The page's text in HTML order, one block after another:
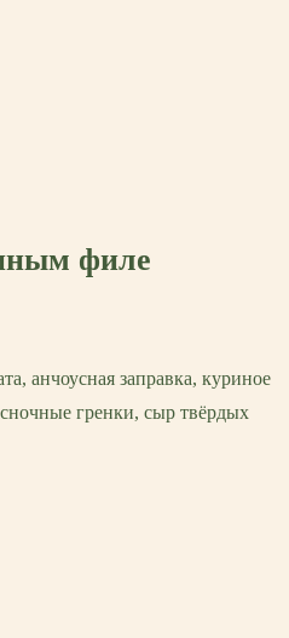
филе
анчоусная заправка, куриное
гренки, сыр твёрдых